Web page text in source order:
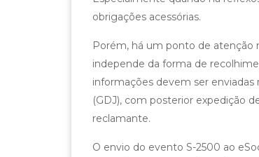
obrigações acessórias.
Porém, há um ponto de atenção
independe da forma de
informações devem ser enviadas
(GDJ), com posterior expedição
reclamante.
O envio do evento S-2500 ao